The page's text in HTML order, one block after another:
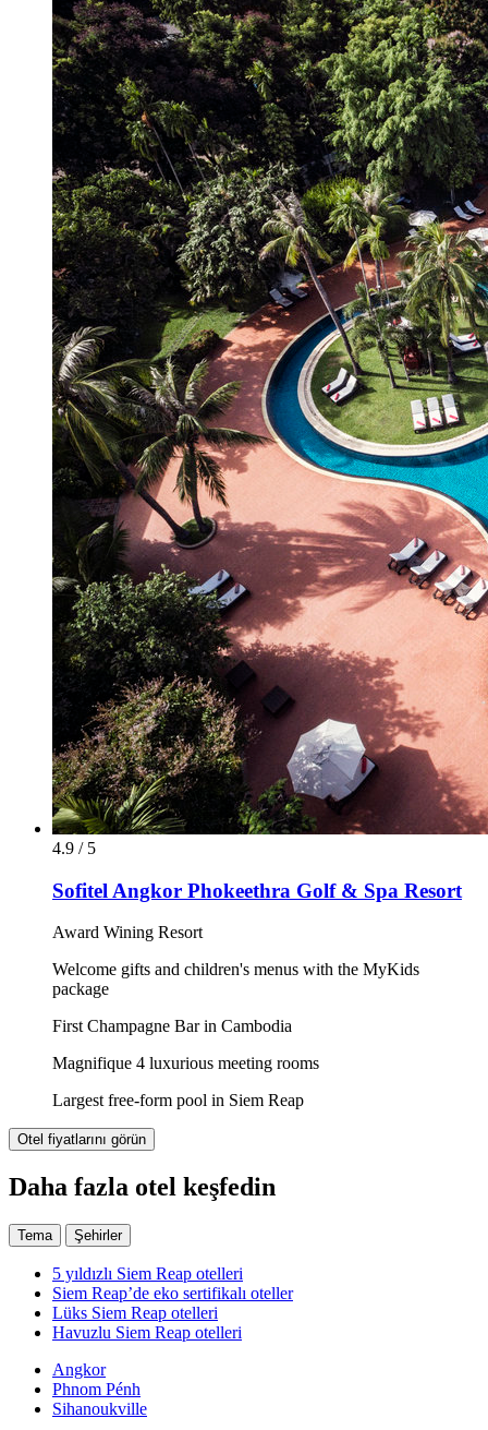
4.9 / 5
Sofitel Angkor Phokeethra Golf & Spa Resort
Award Wining Resort
Welcome gifts and children's menus with the MyKids
package
First Champagne Bar in Cambodia
Magnifique 4 luxurious meeting rooms
Largest free-form pool in Siem Reap
Otel fiyatlarını görün
Daha fazla otel keşfedin
Tema Şehirler
5 yıldızlı Siem Reap otelleri
Siem Reap’de eko sertifikalı oteller
Lüks Siem Reap otelleri
Havuzlu Siem Reap otelleri
Angkor
Phnom Pénh
Sihanoukville